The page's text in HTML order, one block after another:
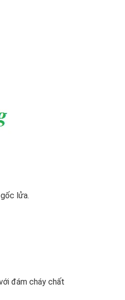
lửa.
đám cháy chất